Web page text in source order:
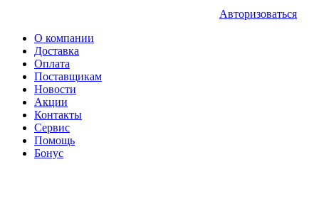
Авторизоваться
О компании
Доставка
Оплата
Поставщикам
Новости
Акции
Контакты
Сервис
Помощь
Бонус